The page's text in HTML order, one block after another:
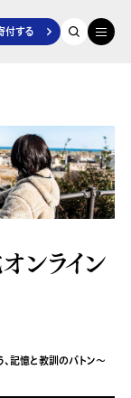
付する
ンライン
記憶と教訓のバトン～